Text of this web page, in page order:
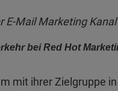
E-Mail Marketing
bei Red Hot
mit ihrer Zielgruppe